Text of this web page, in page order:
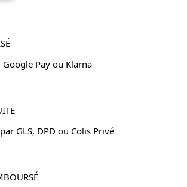
Google Pay ou Klarna
GLS, DPD ou Colis Privé